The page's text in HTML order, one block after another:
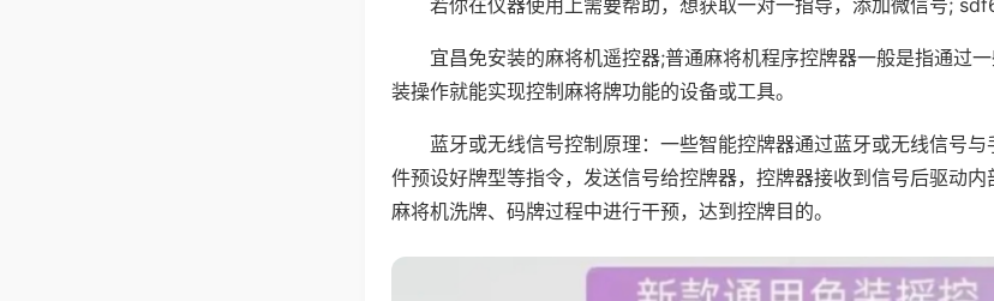
若你在仪器使用上需要帮助，想获取一对一指导，添加微信号;
宜昌免安装的麻将机遥控器;普通麻将机程序控牌器一般是指通过
装操作就能实现控制麻将牌功能的设备或工具。
蓝牙或无线信号控制原理：一些智能控牌器通过蓝牙或无线信号
件预设好牌型等指令，发送信号给控牌器，控牌器接收到信号后驱动
麻将机洗牌、码牌过程中进行干预，达到控牌目的。